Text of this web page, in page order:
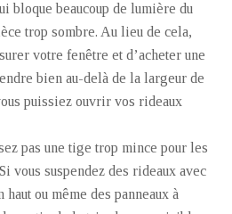
bloque beaucoup de lumière du
trop sombre. Au lieu de cela,
votre fenêtre et d’acheter une
bien au-delà de la largeur de
puissiez ouvrir vos rideaux
pas une tige trop mince pour les
vous suspendez des rideaux avec
ou même des panneaux à